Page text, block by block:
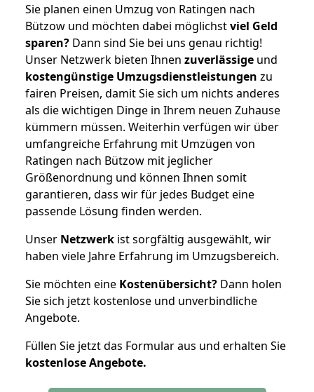
Sie planen einen Umzug von Ratingen nach
Bützow und möchten dabei möglichstviel Geld
sparen? Dann sind Sie bei uns genau richtig!
Unser Netzwerk bieten Ihnen zuverlässige und
kostengünstige Umzugsdienstleistungen zu
fairen Preisen, damit Sie sich um nichts anderes
als die wichtigen Dinge in Ihrem neuen Zuhause
kümmern müssen. Weiterhin verfügen wir über
umfangreiche Erfahrung mit Umzügen von
Ratingen nach Bützow mit jeglicher
Größenordnung und können Ihnen somit
garantieren, dass wir für jedes Budget eine
passende Lösung finden werden.
Unser Netzwerk ist sorgfältig ausgewählt, wir
haben viele Jahre Erfahrung im Umzugsbereich.
Sie möchten eine Kostenübersicht? Dann holen
Sie sich jetzt kostenlose und unverbindliche
Angebote.
Füllen Sie jetzt das Formular aus und erhalten Sie
kostenloseAngebote.